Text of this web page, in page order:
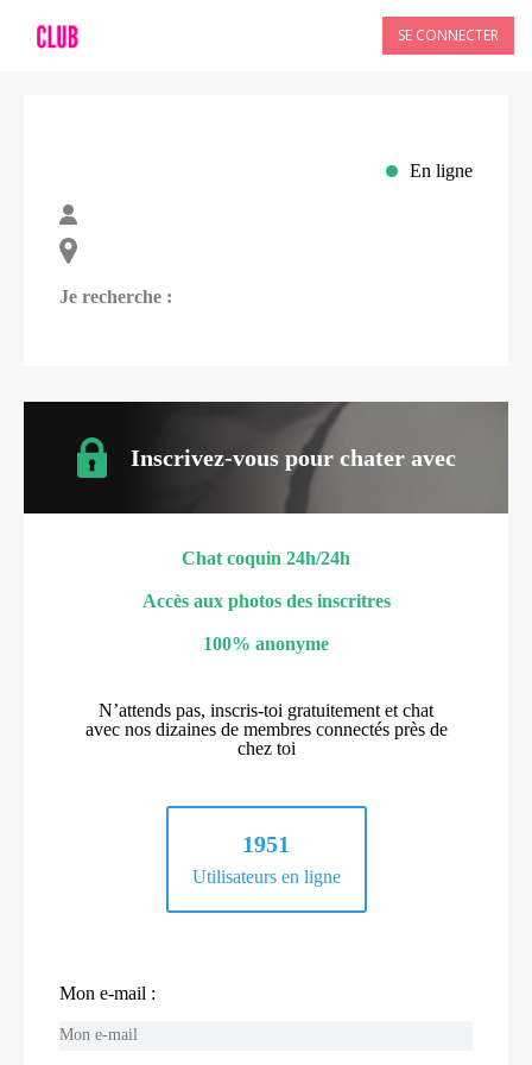
SE CONNECTER
En ligne
Je recherche :
Inscrivez-vous pour chater avec
Chat coquin 24h/24h
Accès aux photos des inscritres
100% anonyme
N’attends pas, inscris-toi gratuitement et chat
avec nos dizaines de membres connectés près de
chez toi
1951
Utilisateurs en ligne
Mon e-mail :